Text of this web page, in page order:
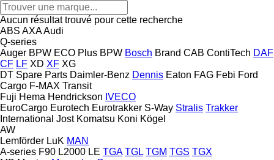
Aucun résultat trouvé pour cette recherche
ABS AXAAudi
Q-series
Auger BPW ECO Plus BPW Bosch Brand CAB ContiTech DAF
CF LF XD XF XG
DT Spare Parts Daimler-Benz Dennis Eaton FAG Febi Ford
Cargo F-MAX Transit
Fuji Hema Hendrickson IVECO
EuroCargo Eurotech Eurotrakker S-Way Stralis Trakker
International Jost Komatsu Koni Kögel
AW
Lemförder LuK MAN
A-series F90 L2000 LE TGA TGL TGM TGS TGX